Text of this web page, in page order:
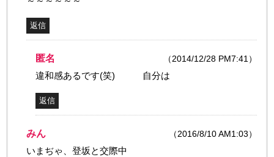
返信
匿名 （2014/12/28 PM7:41）
違和感あるです(笑) 自分は
返信
みん （2016/8/10 AM1:03）
いまぢゃ、登坂と交際中